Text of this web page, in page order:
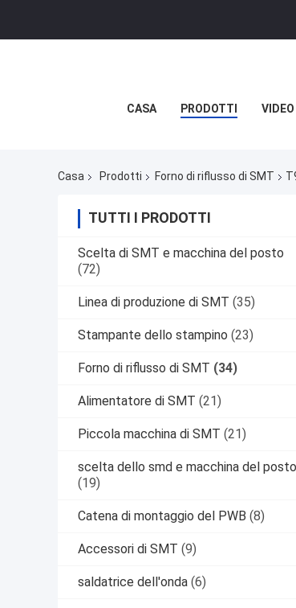
CASA PRODOTTI VIDEO
Casa Prodotti Forno di riflusso di SMT
TUTTI I PRODOTTI
Scelta di SMT e macchina del posto
(72)
Linea di produzione di SMT (35)
Stampante dello stampino (23)
Forno di riflusso di SMT (34)
Alimentatore di SMT (21)
Piccola macchina di SMT (21)
scelta dello smd e macchina del posto
(19)
Catena di montaggio del PWB (8)
Accessori di SMT (9)
saldatrice dell'onda (6)